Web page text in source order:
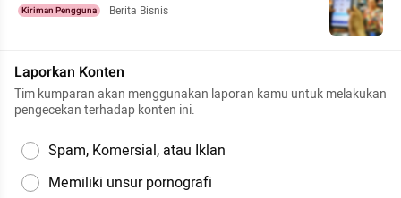
Kiriman Pengguna Berita Bisnis
Laporkan Konten
Tim kumparan akan menggunakan laporan kamu untuk melakukan
pengecekan terhadap konten ini.
Spam, Komersial, atau Iklan
Memiliki unsur pornografi